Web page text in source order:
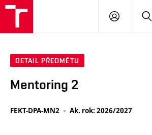
PŘIHLÁSIT
DETAIL PŘEDMĚTU
Mentoring 2
FEKT-DPA-MN2 Ak. rok: 2026/2027